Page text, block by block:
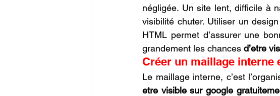
négligée. Un site lent, difficile à
visibilité chuter. Utiliser un
HTML permet d’assurer une
grandement les chances d’etre
Créer un maillage interne
etre visible sur google